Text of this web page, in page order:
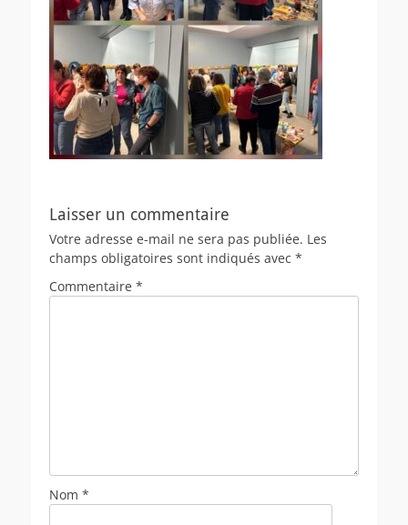
Laisser un commentaire
Votre adresse e-mail ne sera pas publiée. Les
champs obligatoires sont indiqués avec *
Commentaire *
Nom *